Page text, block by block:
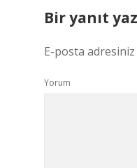
Bir yanıt
E-posta adresiniz
Yorum